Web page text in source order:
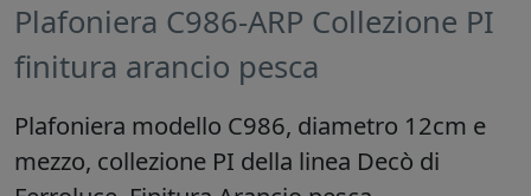
Plafoniera C986-ARP Collezione PI
finitura arancio pesca
Plafoniera modello C986, diametro 12cm e
mezzo, collezione PI della linea Decò di